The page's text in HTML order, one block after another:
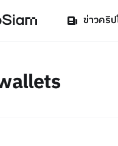
ข่าวคริ